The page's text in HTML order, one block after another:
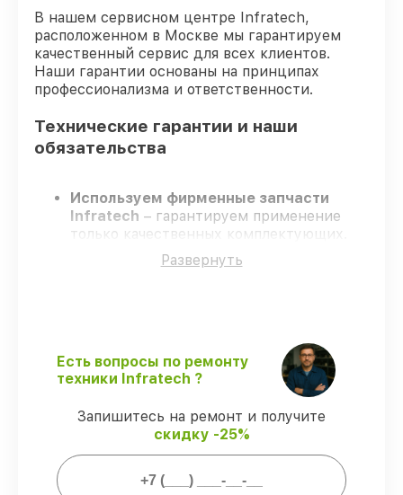
В нашем сервисном центре Infratech,
расположенном в Москве мы гарантируем
качественный сервис для всех клиентов.
Наши гарантии основаны на принципах
профессионализма и ответственности.
Технические гарантии и наши
обязательства
Используем фирменные запчасти
Infratech – гарантируем применение
только качественных комплектующих.
Сертифицированные инженеры
проходят строгий отбор, что
ремонт оптического прицела Infratech
IT-204CP строго по договоренности.
Гарантийное сопровождение– все все
виды ремонта защищены официальной
гарантией Infratech.
Мы гарантируем:
Развернуть
Есть вопросы по ремонту
техники Infratech ?
Запишитесь на ремонт и получите
скидку -25%